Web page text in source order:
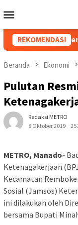
ke
Mobile
REKOMENDASI
Ketimpangan
Beranda Ekonomi
Pulutan
Redaksi METRO
8 Oktober 2019
METRO, Manado-
Ketenagakerjaan
Kecamatan
Sosial (Jamsos)
ini dilakukan oleh
bersama Bupati